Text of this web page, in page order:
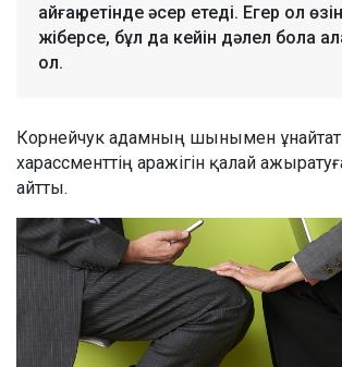
айғақ ретінде әсер етеді. Егер ол
жіберсе, бұл да кейін дәлел бола
ол.
Корнейчук адамның шынымен
харассменттің аражігін қалай
айтты.